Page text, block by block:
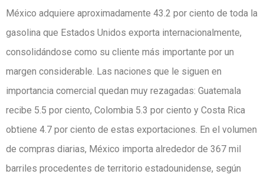
México adquiere aproximadamente 43.2 por ciento de toda la
gasolina que Estados Unidos exporta internacionalmente,
consolidándose como su cliente más importante por un
margen considerable. Las naciones que le siguen en
importancia comercial quedan muy rezagadas: Guatemala
recibe 5.5 por ciento, Colombia 5.3 por ciento y Costa Rica
obtiene 4.7 por ciento de estas exportaciones. En el volumen
de compras diarias, México importa alrededor de 367 mil
barriles procedentes de territorio estadounidense, según